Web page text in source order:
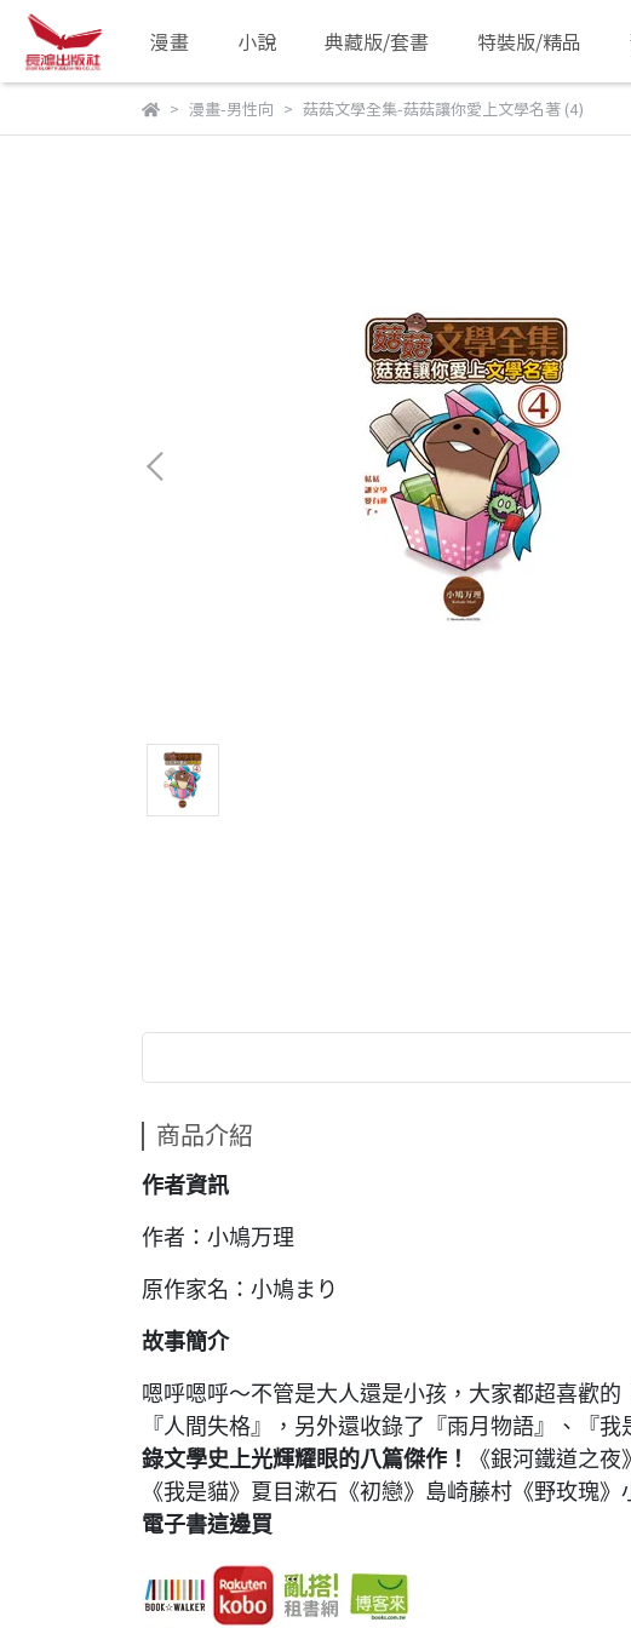
漫畫 小說 典藏版/套書 特裝版/精品
漫畫-男性向 菇菇文學全集-菇菇讓你愛上文學名著 (4)
商品介紹
作者資訊
作者：小鳩万理
原作家名：小鳩まり
故事簡介
嗯呼嗯呼～不管是大人還是小孩，大家都超喜歡
『人間失格』，另外還收錄了『雨月物語』、『
錄文學史上光輝耀眼的八篇傑作！
《銀河鐵道之
《我是貓》夏目漱石《初戀》島崎藤村《野玫瑰
電子書這邊買